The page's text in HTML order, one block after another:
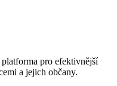
pro efektivnější
a jejich občany.